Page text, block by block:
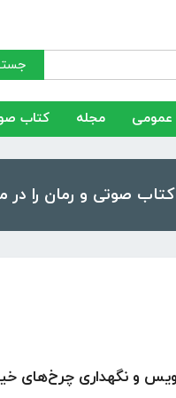
عمومی مجله کتاب
و نگهداری چرخ‌های